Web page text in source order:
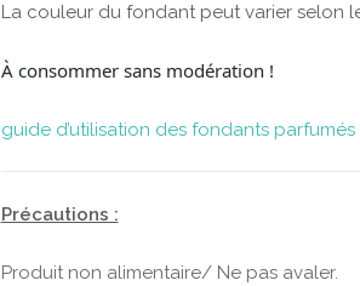
La couleur du fondant peut varier selon
À consommer sans modération !
guide d’utilisation des fondants parfumés
Précautions :
Produit non alimentaire/ Ne pas avaler.